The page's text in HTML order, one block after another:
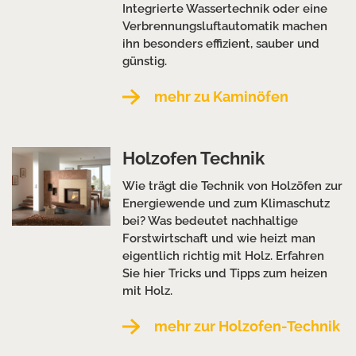
Integrierte Wassertechnik oder eine
Verbrennungsluftautomatik machen
ihn besonders effizient, sauber und
günstig.
mehr zu Kaminöfen
Holzofen Technik
Wie trägt die Technik von Holzöfen zur
Energiewende und zum Klimaschutz
bei? Was bedeutet nachhaltige
Forstwirtschaft und wie heizt man
eigentlich richtig mit Holz. Erfahren
Sie hier Tricks und Tipps zum heizen
mit Holz.
mehr zur Holzofen-Technik